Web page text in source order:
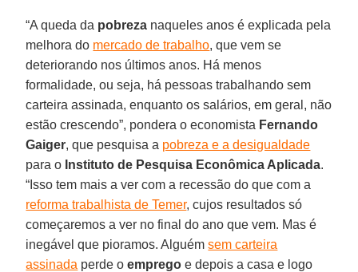
“A queda da pobreza naqueles anos é explicada pela
melhora do mercado de trabalho, que vem se
deteriorando nos últimos anos. Há menos
formalidade, ou seja, há pessoas trabalhando sem
carteira assinada, enquanto os salários, em geral, não
estão crescendo”, pondera o economista Fernando
Gaiger, que pesquisa a pobreza e a desigualdade
para o Instituto de Pesquisa Econômica Aplicada.
“Isso tem mais a ver com a recessão do que com a
reforma trabalhista de Temer, cujos resultados só
começaremos a ver no final do ano que vem. Mas é
inegável que pioramos. Alguémsem carteira
assinada perde oemprego e depois a casa e logo